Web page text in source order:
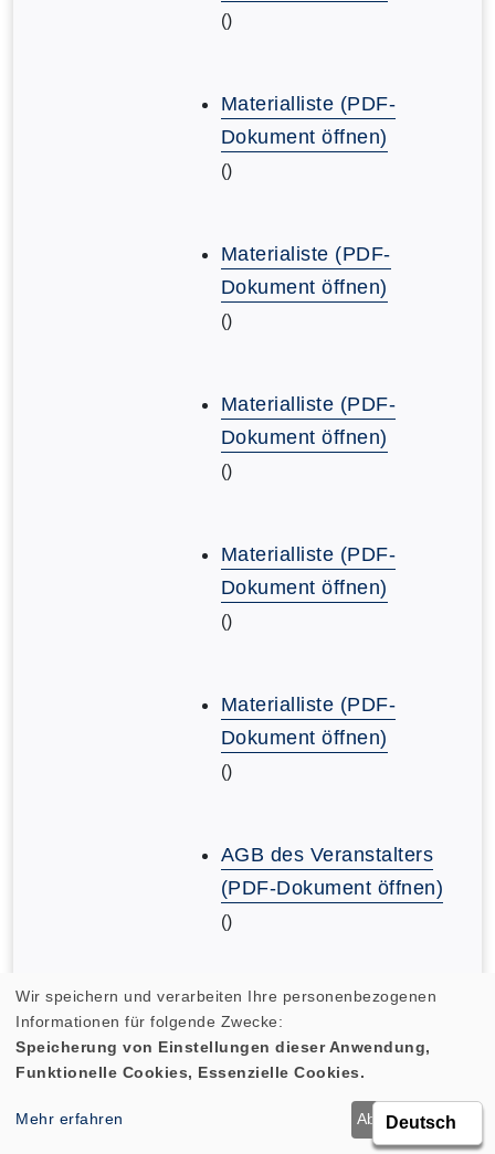
()
Materialliste (PDF-
Dokument öffnen)
()
Materialiste (PDF-
Dokument öffnen)
()
Materialliste (PDF-
Dokument öffnen)
()
Materialliste (PDF-
Dokument öffnen)
()
Materialliste (PDF-
Dokument öffnen)
()
AGB des Veranstalters
(PDF-Dokument öffnen)
()
AGB des Veranstalters
(PDF-Dokument öffnen)
()
Wir speichern und verarbeiten Ihre personenbezogenen
Informationen für folgende Zwecke:
Speicherung von Einstellungen dieser Anwendung,
Funktionelle Cookies, Essenzielle Cookies.
Mehr erfahren Ablehnen OK